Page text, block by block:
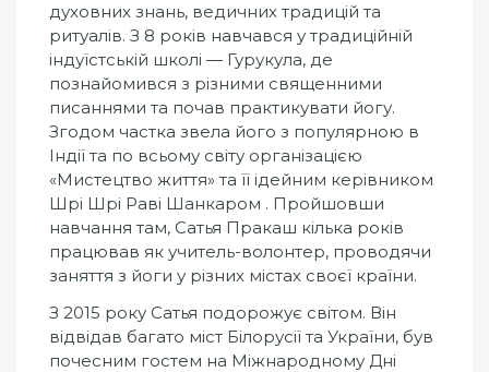
духовних знань, ведичних традицій та
ритуалів. З 8 років навчався у традиційній
індуїстській школі — Гурукула, де
познайомився з різними священними
писаннями та почав практикувати йогу.
Згодом частка звела його з популярною в
Індії та по всьому світу організацією
«Мистецтво життя» та її ідейним керівником
Шрі Шрі Раві Шанкаром . Пройшовши
навчання там, Сатья Пракаш кілька років
працював як учитель-волонтер, проводячи
заняття з йоги у різних містах своєї країни.
З 2015 року Сатья подорожує світом. Він
відвідав багато міст Білорусії та України, був
почесним гостем на Міжнародному Дні